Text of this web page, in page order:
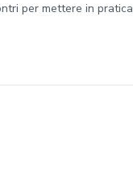
per mettere in pratica